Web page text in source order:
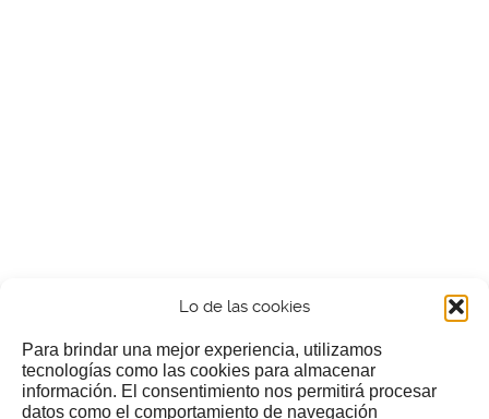
Lo de las cookies
Para brindar una mejor experiencia, utilizamos
tecnologías como las cookies para almacenar
información. El consentimiento nos permitirá procesar
datos como el comportamiento de navegación
¿Nos invitas a un cafecillo?